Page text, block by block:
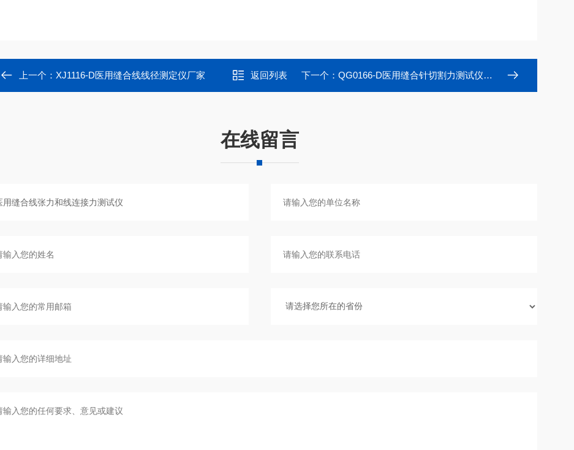
上一个： XJ1116-D医用缝合线线径测定仪厂家 返回列表 下一个： QG0166-D医用缝合针切割力测试仪生产厂家
在线留言